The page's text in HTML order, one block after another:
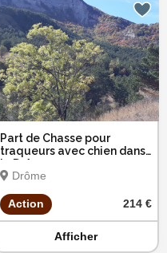
Part de Chasse pour
traqueurs avec chien dans
la Drôme
Drôme
Action 214 €
Afficher